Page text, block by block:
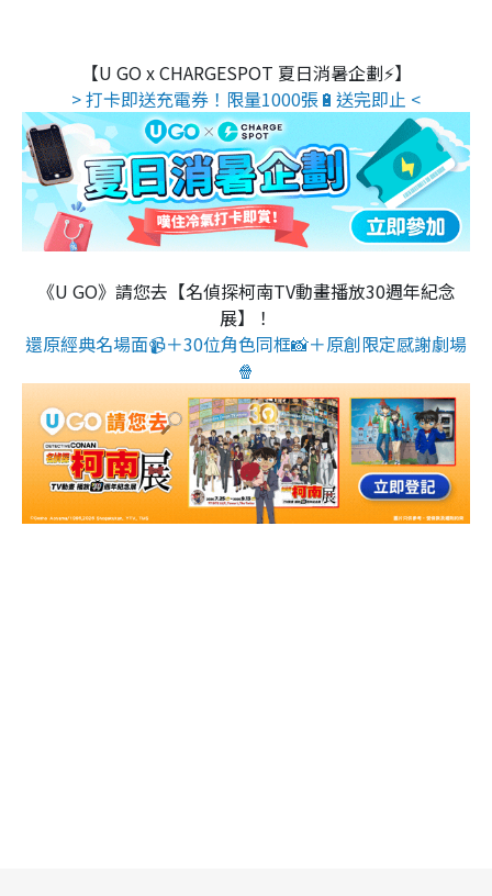
【U GO x CHARGESPOT 夏日消暑企劃⚡】
> 打卡即送充電券！限量1000張🔋送完即止 <
《U GO》請您去【名偵探柯南TV動畫播放30週年紀念
展】！
還原經典名場面📹＋30位角色同框📸＋原創限定感謝劇場
🍿